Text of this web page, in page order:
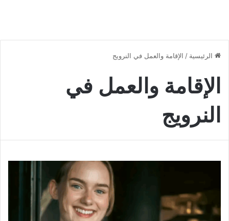
الرئيسية / الإقامة والعمل في النرويج
الإقامة والعمل في
النرويج